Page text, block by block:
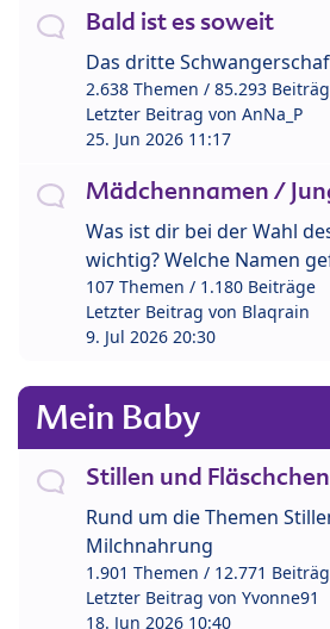
Bald ist es soweit
Das dritte
2.638 Themen / 85.293
Letzter Beitrag von AnNa_P
25. Jun 2026 11:17
Mädchennamen /
Was ist dir bei der Wahl
wichtig? Welche Namen
107 Themen / 1.180 Beiträge
Letzter Beitrag von Blaqrain
9. Jul 2026 20:30
Mein Baby
Stillen und Fläschchen
Rund um die Themen
Milchnahrung
1.901 Themen / 12.771
Letzter Beitrag von Yvonne91
18. Jun 2026 10:40